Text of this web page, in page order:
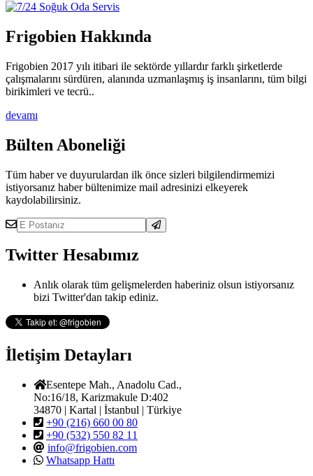
Frigobien Hakkında
Frigobien 2017 yılı itibari ile sektörde yıllardır farklı şirketlerde
çalışmalarını sürdüren, alanında uzmanlaşmış iş insanlarını, tüm bilgi
birikimleri ve tecrü..
devamı
Bülten Aboneliği
Tüm haber ve duyurulardan ilk önce sizleri bilgilendirmemizi
istiyorsanız haber bültenimize mail adresinizi elkeyerek
kaydolabilirsiniz.
Twitter Hesabımız
Anlık olarak tüm gelişmelerden haberiniz olsun istiyorsanız
bizi Twitter'dan takip ediniz.
İletişim Detayları
Esentepe Mah., Anadolu Cad.,
No:16/18, Karizmakule D:402
34870 | Kartal | İstanbul | Türkiye
+90 (216) 660 00 80
+90 (532) 550 82 11
info@frigobien.com
Whatsapp Hattı